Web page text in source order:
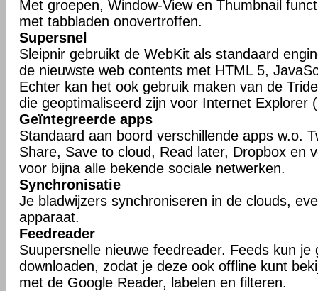
Met groepen, Window-View en Thumbnail
met tabbladen onovertroffen.
Supersnel
Sleipnir gebruikt de WebKit als standaard
de nieuwste web contents met HTML 5,
Echter kan het ook gebruik maken van de
die geoptimaliseerd zijn voor Internet Explorer
Geïntegreerde apps
Standaard aan boord verschillende apps w.o.
Share, Save to cloud, Read later, Dropbox en
voor bijna alle bekende sociale netwerken.
Synchronisatie
Je bladwijzers synchroniseren in de clouds,
apparaat.
Feedreader
Suupersnelle nieuwe feedreader. Feeds kun je
downloaden, zodat je deze ook offline kunt
met de Google Reader, labelen en filteren.